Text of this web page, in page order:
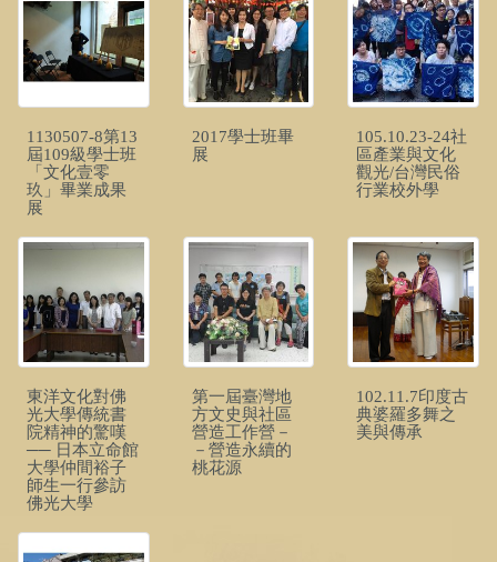
1130507-8第13
屆109級學士班
「文化壹零
玖」畢業成果
展
2017學士班畢
展
105.10.23-24社
區產業與文化
觀光/台灣民俗
行業校外學
東洋文化對佛
光大學傳統書
院精神的驚嘆
── 日本立命館
大學仲間裕子
師生一行參訪
佛光大學
第一屆臺灣地
方文史與社區
營造工作營－
－營造永續的
桃花源
102.11.7印度古
典婆羅多舞之
美與傳承